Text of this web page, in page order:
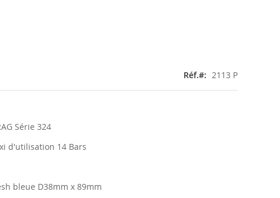
Réf. 2113 P
Série 324
d'utilisation 14 Bars
bleue D38mm x 89mm